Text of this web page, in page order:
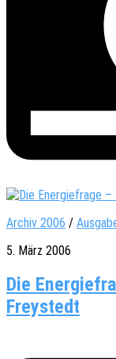
Archiv 2006 /
5. März 2006
Die
Freystedt